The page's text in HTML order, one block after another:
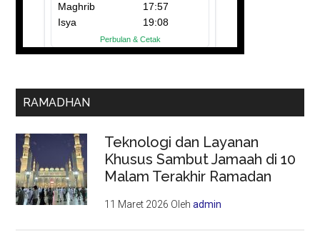
RAMADHAN
Teknologi dan Layanan
Khusus Sambut Jamaah di 10
Malam Terakhir Ramadan
11 Maret 2026 Olehadmin